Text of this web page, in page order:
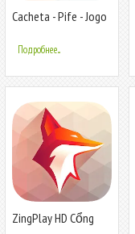
Cacheta - Pife - Jogo
Подробнее...
ZingPlay HD Cổng